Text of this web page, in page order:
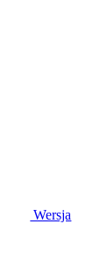
Wersja